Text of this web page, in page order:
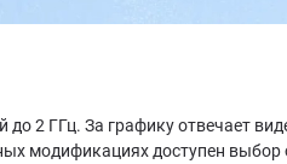
2 ГГц. За графику отвечает
модификациях доступен